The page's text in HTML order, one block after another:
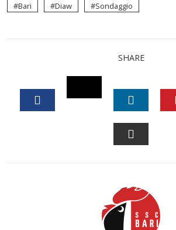
Bari Diaw Sondaggio
SHARE
TWITTER
LINKEDIN